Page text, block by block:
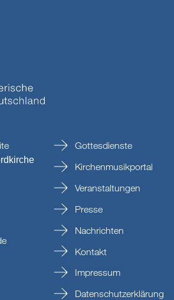
Gottesdienste
Kirchenmusikportal
Veranstaltungen
Presse
Nachrichten
Kontakt
Impressum
Datenschutzerklärung